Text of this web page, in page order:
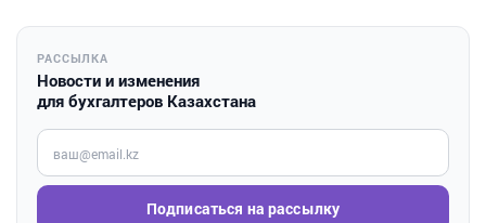
РАССЫЛКА
Новости и изменения
для бухгалтеров Казахстана
Введите ваш e-mail
Подписаться на рассылку